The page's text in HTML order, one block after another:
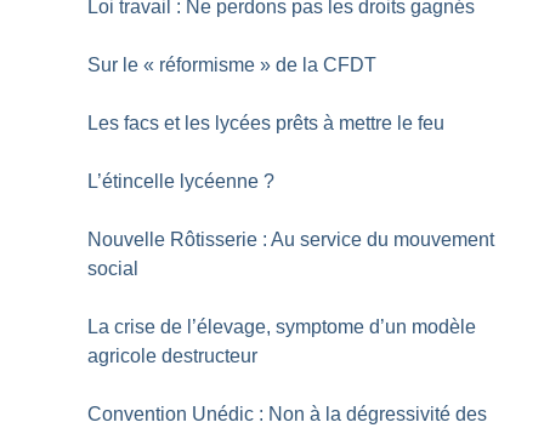
Loi travail : Ne perdons pas les droits gagnés
Sur le « réformisme » de la CFDT
Les facs et les lycées prêts à mettre le feu
L’étincelle lycéenne ?
Nouvelle Rôtisserie : Au service du mouvement
social
La crise de l’élevage, symptome d’un modèle
agricole destructeur
Convention Unédic : Non à la dégressivité des